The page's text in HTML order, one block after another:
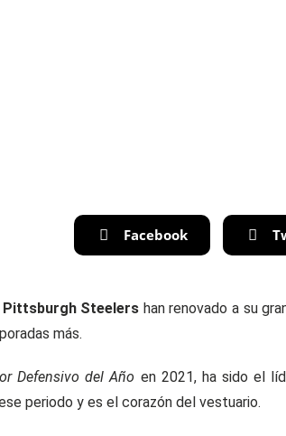
Facebook
Pittsburgh Steelers han renovado a su
más.
Defensivo del Año en 2021, ha sido el
periodo y es el corazón del vestuario.